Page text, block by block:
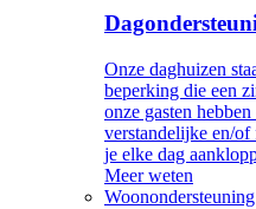
Onze daghuizen
beperking die een
onze gasten
verstandelijke en/
je elke dag
Meer weten
Woonondersteuning